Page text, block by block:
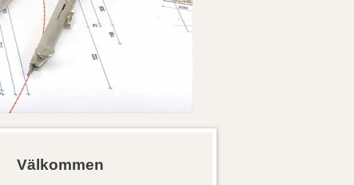
Välkommen